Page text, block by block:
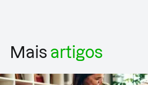
Mais artigos